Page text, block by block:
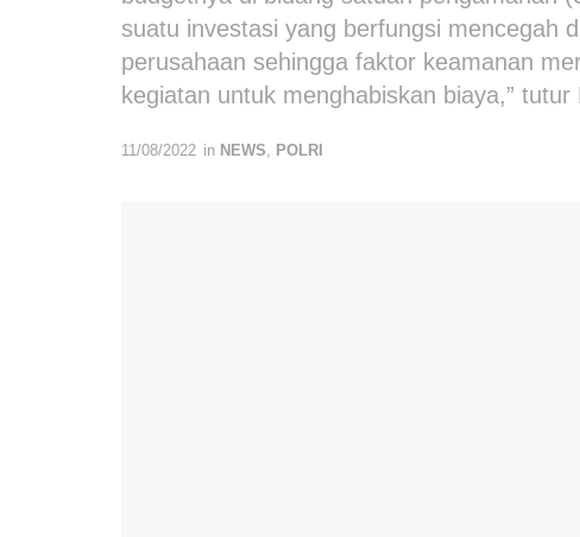
suatu investasi yang berfungsi mencegah
perusahaan sehingga faktor keamanan
kegiatan untuk menghabiskan biaya,”
11/08/2022 in NEWS POLRI